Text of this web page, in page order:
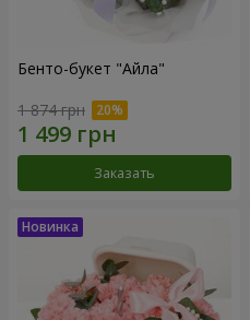
Бенто-букет "Айла"
1 874 грн
Заказать